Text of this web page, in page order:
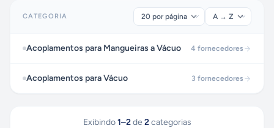
CATEGORIA
Acoplamentos para Mangueiras a Vácuo 4 fornecedores
Acoplamentos para Vácuo 3 fornecedores
Exibindo 1–2 de 2 categorias